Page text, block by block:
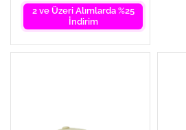
2 ve Üzeri Alımlarda %25
İndirim